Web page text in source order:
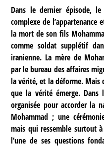
Dans le dernier épisode,
complexe de l’appartenance
la mort de son fils
comme soldat supplétif
iranienne. La mère de
par le bureau des affaires
la vérité, et la déforme. Mais
que la vérité émerge. Dans
organisée pour accorder la
Mohammad ; une
mais qui ressemble surtout
l’une de ses questions